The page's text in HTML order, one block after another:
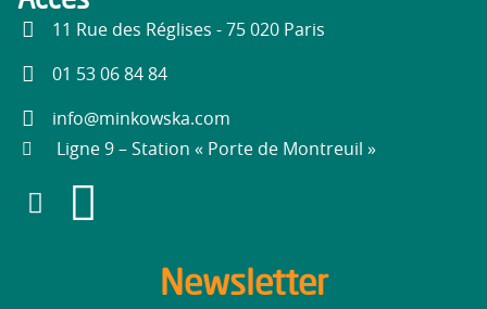
11 Rue des Réglises - 75 020 Paris
01 53 06 84 84
info@minkowska.com
Ligne 9 – Station « Porte de Montreuil »
Newsletter